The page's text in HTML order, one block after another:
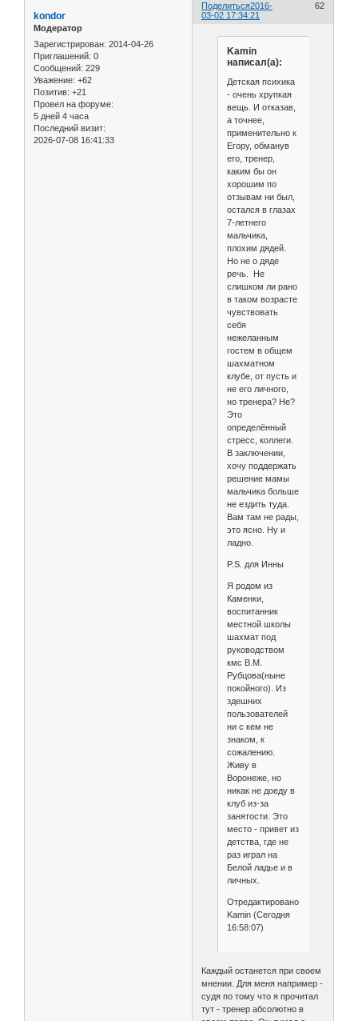
Поделиться 62
2016-
03-02 17:34:21
kondor
Модератор
Зарегистрирован: 2014-04-26
Приглашений: 0
Сообщений: 229
Уважение: +62
Позитив: +21
Провел на форуме:
5 дней 4 часа
Последний визит:
2026-07-08 16:41:33
Kamin
написал(а):
Детская психика
- очень хрупкая
вещь. И отказав,
а точнее,
применительно к
Егору, обманув
его, тренер,
каким бы он
хорошим по
отзывам ни был,
остался в глазах
7-летнего
мальчика,
плохим дядей.
Но не о дяде
речь. Не
слишком ли рано
в таком возрасте
чувствовать
себя
нежеланным
гостем в общем
шахматном
клубе, от пусть и
не его личного,
но тренера? Не?
Это
определённый
стресс, коллеги.
В заключении,
хочу поддержать
решение мамы
мальчика больше
не ездить туда.
Вам там не рады,
это ясно. Ну и
ладно.
P.S. для Инны
Я родом из
Каменки,
воспитанник
местной школы
шахмат под
руководством
кмс В.М.
Рубцова(ныне
покойного). Из
здешних
пользователей
ни с кем не
знаком, к
сожалению.
Живу в
Воронеже, но
никак не доеду в
клуб из-за
занятости. Это
место - привет из
детства, где не
раз играл на
Белой ладье и в
личных.
Отредактировано
Kamin (Сегодня
16:58:07)
Каждый останется при своем
мнении. Для меня например -
судя по тому что я прочитал
тут - тренер абсолютно в